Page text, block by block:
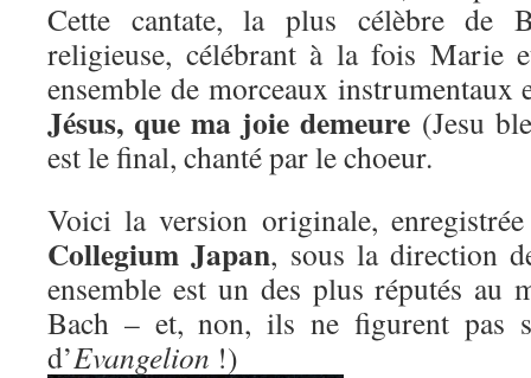
Cette cantate, la plus célèbre de
religieuse, célébrant à la fois Marie
ensemble de morceaux instrumentaux
Jésus, que ma joie demeure (Jesu
est le final, chanté par le choeur.
Voici la version originale,
Collegium Japan, sous la direction
ensemble est un des plus réputés au
Bach – et, non, ils ne figurent pas
d’Evangelion !)